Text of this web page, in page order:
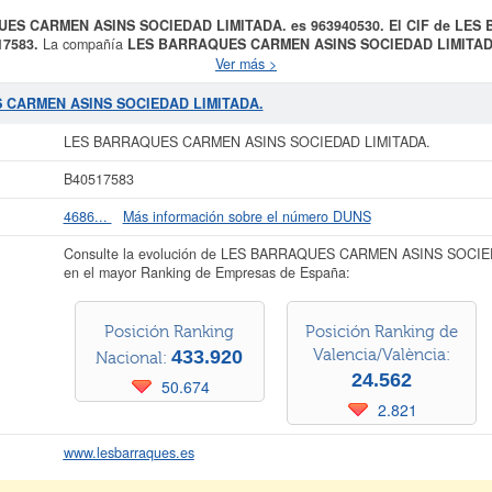
CARMEN ASINS SOCIEDAD LIMITADA. es 963940530. El CIF de LES
La compañía LES BARRAQUES CARMEN ASINS SOCIEDAD
tendrá por objeto: a) La confección de prendas de vestir y accesorios. b)
disposiciones legales exigiesen para el ejercicio de algunas de las
en la clase CNAE 1429 - Confección de otras prendas de vestir y
con 44 consultas, donde el 01/09/2025 se ha producido la última
CARMEN ASINS SOCIEDAD LIMITADA.
de la empresa LES BARRAQUES CARMEN ASINS SOCIEDAD
CARMEN ASINS SOCIEDAD LIMITADA. y consultar los resultados
balances y cuentas de resultados disponibles.
Ver más >
ASINS SOCIEDAD LIMITADA.
LES BARRAQUES CARMEN ASINS SOCIEDAD LIMITADA.
B40517583
4686... Más información sobre el número DUNS
Consulte la evolución de LES BARRAQUES CARMEN ASINS
en el mayor Ranking de Empresas de España:
Posición Ranking
Nacional: 433.920
50.674
Posición Ranking de
Valencia/València:
24.562
2.821
www.lesbarraques.es